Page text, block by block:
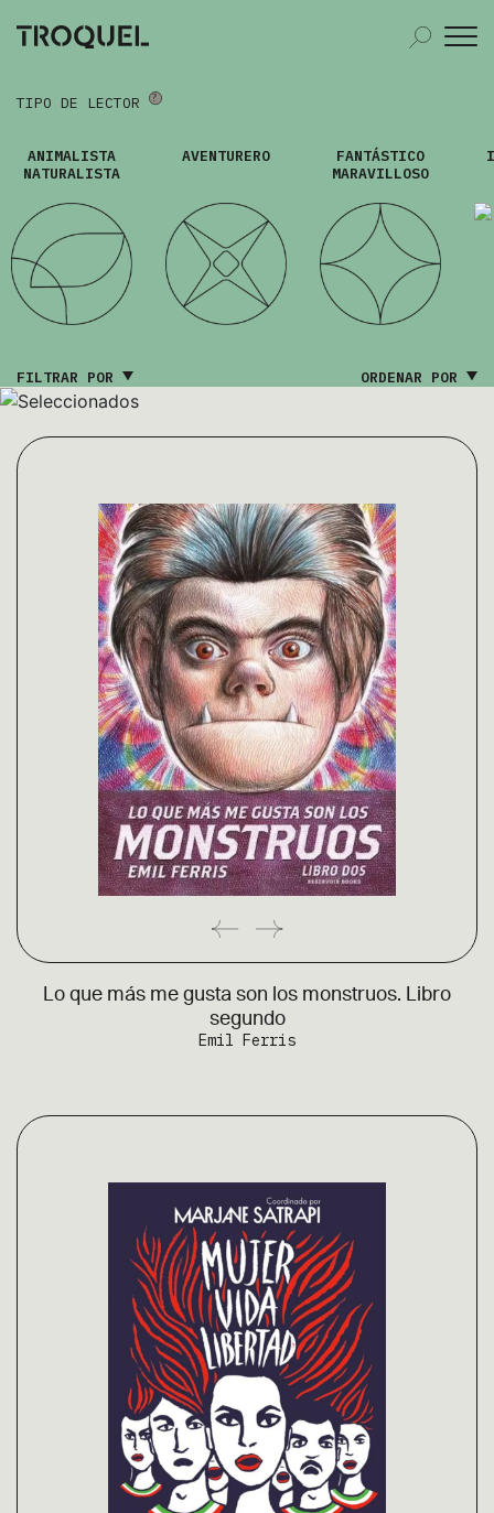
TIPO DE LECTOR
ANIMALISTA
NATURALISTA
AVENTURERO
FANTÁSTICO
MARAVILLOSO
FILTRAR POR ORDENAR POR
Lo que más me gusta son los monstruos. Libro
segundo
Emil Ferris